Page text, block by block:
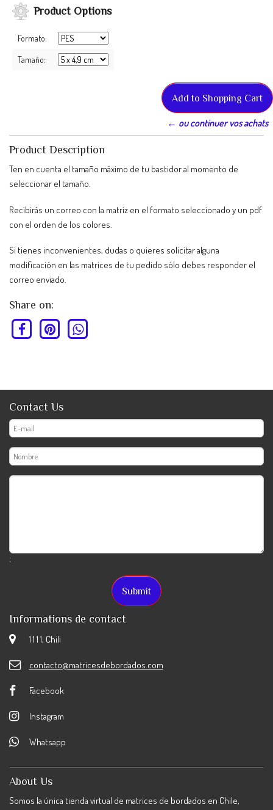
Product Options
Formato:
Tamaño:
← ou continuer vos achats
Product Description
Ten en cuenta el tamaño máximo de tu bastidor al momento de
seleccionar el tamaño.
Recibirás un correo con la matriz en el formato seleccionado y un pdf
con el orden de los colores.
Si tienes inconvenientes, dudas o quieres solicitar alguna
modificación en las matrices de tu pedido sólo debes responder el
correo enviado.
Share on:
Contact Us
;
Informations de contact
1 1 1 1, Chili
contacto@matricesdebordados.com
Facebook
Instagram
Whatsapp
About Us
Somos la única tienda virtual de matrices de bordados en Chile,